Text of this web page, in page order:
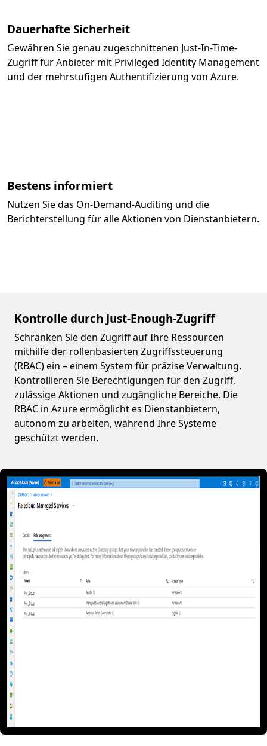
Dauerhafte Sicherheit
Gewähren Sie genau zugeschnittenen Just-In-Time-
Zugriff für Anbieter mit Privileged Identity Management
und der mehrstufigen Authentifizierung von Azure.
Bestens informiert
Nutzen Sie das On-Demand-Auditing und die
Berichterstellung für alle Aktionen von Dienstanbietern.
Kontrolle durch Just-Enough-Zugriff
Schränken Sie den Zugriff auf Ihre Ressourcen
mithilfe der rollenbasierten Zugriffssteuerung
(RBAC) ein – einem System für präzise Verwaltung.
Kontrollieren Sie Berechtigungen für den Zugriff,
zulässige Aktionen und zugängliche Bereiche. Die
RBAC in Azure ermöglicht es Dienstanbietern,
autonom zu arbeiten, während Ihre Systeme
geschützt werden.